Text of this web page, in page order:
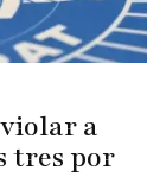
a
tres por